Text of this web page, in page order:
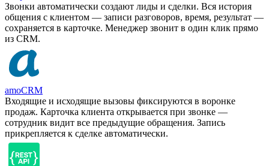
Звонки автоматически создают лиды и сделки. Вся история
общения с клиентом — записи разговоров, время, результат —
сохраняется в карточке. Менеджер звонит в один клик прямо
из CRM.
amoCRM
Входящие и исходящие вызовы фиксируются в воронке
продаж. Карточка клиента открывается при звонке —
сотрудник видит все предыдущие обращения. Запись
прикрепляется к сделке автоматически.